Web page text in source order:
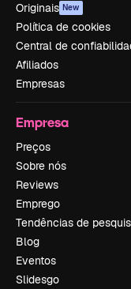
Originais New
Política de cookies
Central de
Afiliados
Empresas
Empresa
Preços
Sobre nós
Reviews
Emprego
Tendências de
Blog
Eventos
Slidesgo